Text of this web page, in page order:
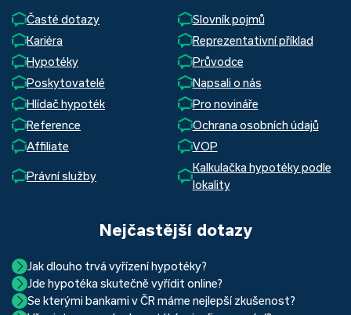
Časté dotazy
Slovník pojmů
Kariéra
Reprezentativní příklad
Hypotéky
Průvodce
Poskytovatelé
Napsali o nás
Hlídač hypoték
Pro novináře
Reference
Ochrana osobních údajů
Affiliate
VOP
Právní služby
Kalkulačka hypotéky podle
lokality
Nejčastější dotazy
Jak dlouho trvá vyřízení hypotéky?
Hypotéka se dá zvládnout za měsíc i za tři. Nejčastěji její
uzavření trvá okolo 2 měsíců. Důvodem je především
Jde hypotéka skutečně vyřídit online?
Ano, skutečně jde. Díky moderním technologiím, které
Se kterými bankami v ČR máme nejlepší zkušenost?